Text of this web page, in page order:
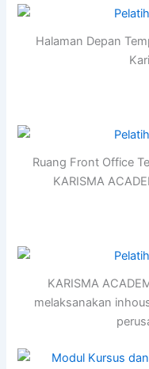
Halaman Depan
Ruang Front Office
KARISMA
KARISMA
melaksanakan